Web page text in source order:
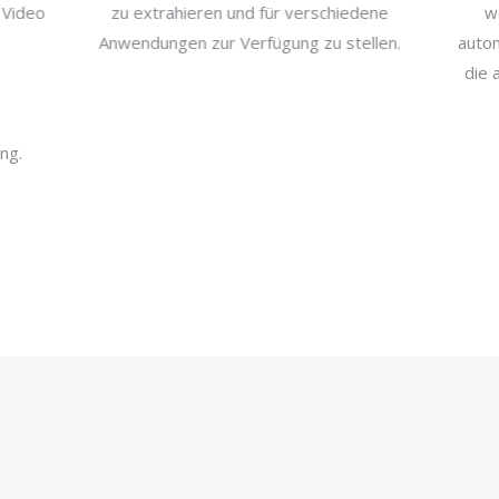
Video
zu extrahieren und für verschiedene
Anwendungen zur Verfügung zu stellen.